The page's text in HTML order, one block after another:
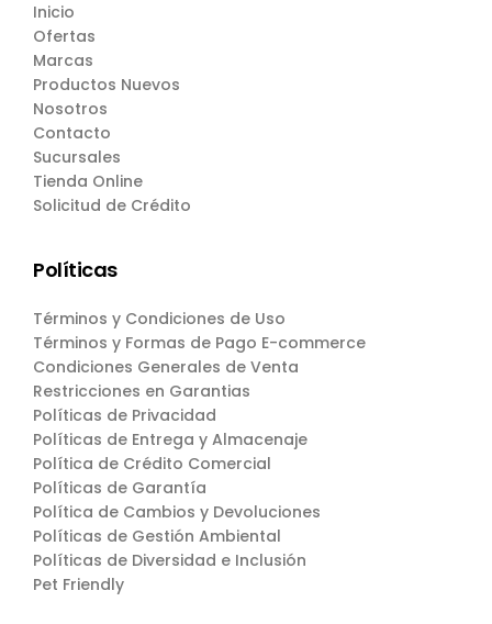
Inicio
Ofertas
Marcas
Productos Nuevos
Nosotros
Contacto
Sucursales
Tienda Online
Solicitud de Crédito
Políticas
Términos y Condiciones de Uso
Términos y Formas de Pago E-commerce
Condiciones Generales de Venta
Restricciones en Garantias
Políticas de Privacidad
Políticas de Entrega y Almacenaje
Política de Crédito Comercial
Políticas de Garantía
Política de Cambios y Devoluciones
Políticas de Gestión Ambiental
Políticas de Diversidad e Inclusión
Pet Friendly